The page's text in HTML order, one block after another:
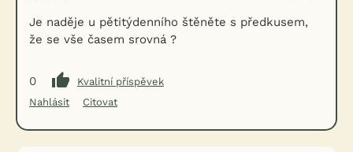
Je naděje u pětitýdenního štěněte s předkusem,
že se vše časem srovná ?
0
Kvalitní příspěvek
Nahlásit
Citovat